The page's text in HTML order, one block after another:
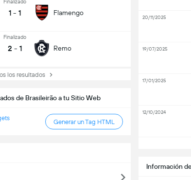
Finalizado
1 - 1 Flamengo
Finalizado
2 - 1 Remo
los resultados
de Brasileirão a tu Sitio Web
Generar un Tag HTML
Información
20/11/2025
19/07/2025
17/01/2025
12/10/2024